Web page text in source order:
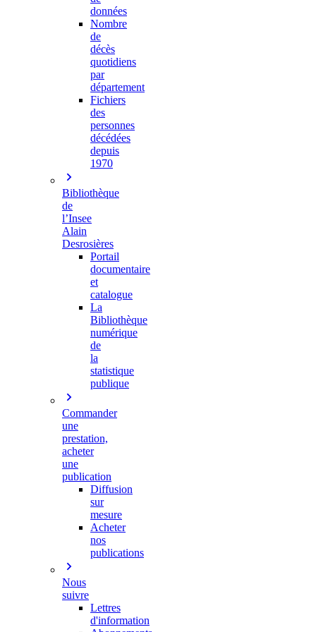
données
Nombre
de
décès
quotidiens
par
département
Fichiers
des
personnes
décédées
depuis
1970
Bibliothèque
de
l’Insee
Alain
Desrosières
Portail
documentaire
et
catalogue
La
Bibliothèque
numérique
de
la
statistique
publique
Commander
une
prestation,
acheter
une
publication
Diffusion
sur
mesure
Acheter
nos
publications
Nous
suivre
Lettres
d'information